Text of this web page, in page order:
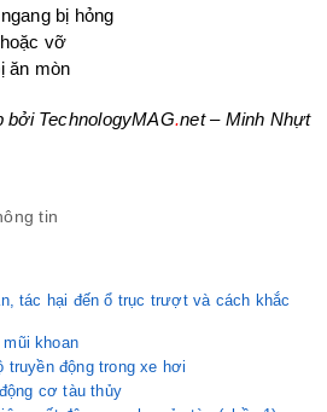
bị hỏng
vỡ
ăn mòn
bởi TechnologyMAG.net – Minh Nhựt
tin
tác hại đến ổ trục trượt và cách khắc
khoan
truyền động trong xe hơi
cơ tàu thủy